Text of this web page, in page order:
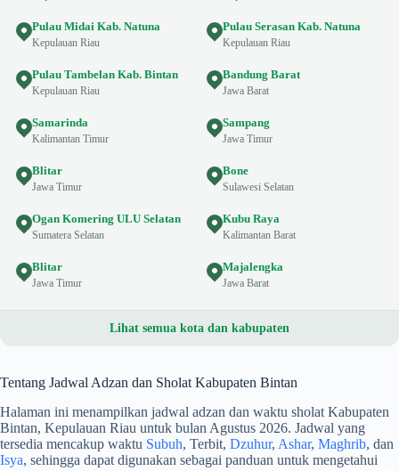
Pulau Midai Kab. Natuna
Kepulauan Riau
Pulau Serasan Kab. Natuna
Kepulauan Riau
Pulau Tambelan Kab. Bintan
Kepulauan Riau
Bandung Barat
Jawa Barat
Samarinda
Kalimantan Timur
Sampang
Jawa Timur
Blitar
Jawa Timur
Bone
Sulawesi Selatan
Ogan Komering ULU Selatan
Sumatera Selatan
Kubu Raya
Kalimantan Barat
Blitar
Jawa Timur
Majalengka
Jawa Barat
Lihat semua kota dan kabupaten
Tentang Jadwal Adzan dan Sholat Kabupaten Bintan
Halaman ini menampilkan jadwal adzan dan waktu sholat Kabupaten
Bintan, Kepulauan Riau untuk bulan Agustus 2026. Jadwal yang
tersedia mencakup waktu Subuh, Terbit, Dzuhur, Ashar, Maghrib, dan
Isya, sehingga dapat digunakan sebagai panduan untuk mengetahui